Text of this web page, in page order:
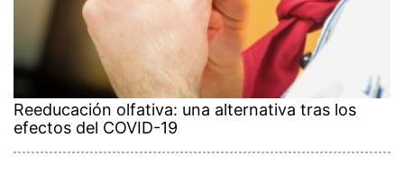
Reeducación olfativa: una alternativa tras los
efectos del COVID-19